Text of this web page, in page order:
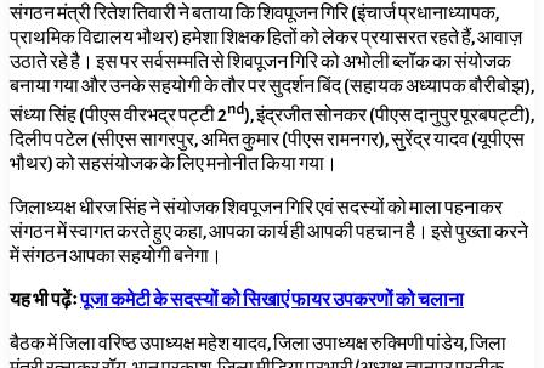
संगठन मंत्री रितेश तिवारी ने बताया कि शिवपूजन गिरि (इंचार्ज प्रधानाध्यापक,
प्राथमिक विद्यालय भौथर) हमेशा शिक्षक हितों को लेकर प्रयासरत रहते हैं, आवाज़
उठाते रहे है। इस पर सर्वसम्मति से शिवपूजन गिरि को अभोली ब्लॉक का संयोजक
बनाया गया और उनके सहयोगी के तौर पर सुदर्शन बिंद (सहायक अध्यापक बौरीबोझ),
संध्या सिंह (पीएस वीरभद्र पट्टी 2nd),इंद्रजीत सोनकर (पीएस दानुपुर पूरबपट्टी),
दिलीप पटेल (सीएस सागरपुर,अमित कुमार (पीएस रामनगर),सुरेंद्र यादव (यूपीएस
भौथर) को सहसंयोजक के लिए मनोनीत किया गया।
जिलाध्यक्ष धीरज सिंह ने संयोजक शिवपूजन गिरि एवं सदस्यों को माला पहनाकर
संगठन में स्वागत करते हुए कहा, आपका कार्य ही आपकी पहचान है। इसे पुख्ता करने
में संगठन आपका सहयोगी बनेगा।
यह भी पढ़ेंःपूजा कमेटी के सदस्यों को सिखाएं फायर उपकरणों को चलाना
बैठक में जिला वरिष्ठ उपाध्यक्ष महेश यादव,जिला उपाध्यक्ष रुक्मिणी पांडेय, जिला